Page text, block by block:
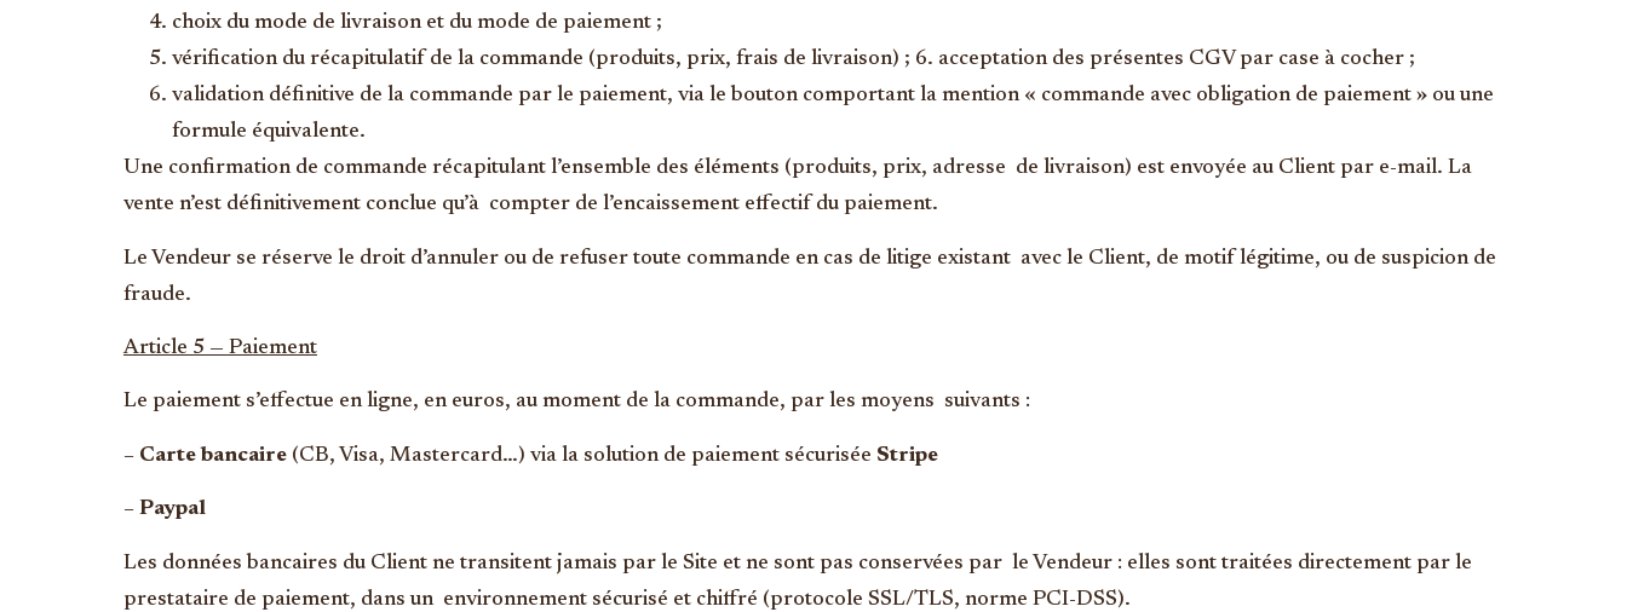
choix du mode de livraison et du mode de paiement ;
vérification du récapitulatif de la commande (produits, prix, frais de livraison) ; 6. acceptation des présentes CGV par case à cocher ;
validation définitive de la commande par le paiement, via le bouton comportant la mention « commande avec obligation de paiement » ou une
formule équivalente.
Une confirmation de commande récapitulant l’ensemble des éléments (produits, prix, adresse de livraison) est envoyée au Client par e-mail. La
vente n’est définitivement conclue qu’à compter de l’encaissement effectif du paiement.
Le Vendeur se réserve le droit d’annuler ou de refuser toute commande en cas de litige existant avec le Client, de motif légitime, ou de suspicion de
fraude.
Article 5 — Paiement
Le paiement s’effectue en ligne, en euros, au moment de la commande, par les moyens suivants :
– Carte bancaire (CB, Visa, Mastercard…) via la solution de paiement sécurisée Stripe
– Paypal
Les données bancaires du Client ne transitent jamais par le Site et ne sont pas conservées par le Vendeur : elles sont traitées directement par le
prestataire de paiement, dans un environnement sécurisé et chiffré (protocole SSL/TLS, norme PCI-DSS).